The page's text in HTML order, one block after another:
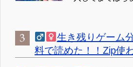
生き残りゲーム
料で読めた！！Zip使